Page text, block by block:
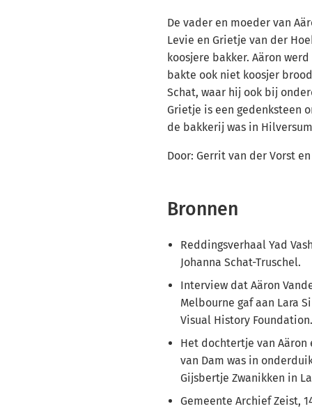
De vader en moeder van
Levie en Grietje van der
koosjere bakker. Aäron
bakte ook niet koosjer
Schat, waar hij ook bij
Grietje is een gedenksteen
de bakkerij was in
Door: Gerrit van der Vorst
Bronnen
Reddingsverhaal Yad
Johanna Schat-Truschel.
Interview dat Aäron
Melbourne gaf aan Lara
Visual History
Het dochtertje van Aäron
van Dam was in
Gijsbertje Zwanikken in
Gemeente Archief Zeist,